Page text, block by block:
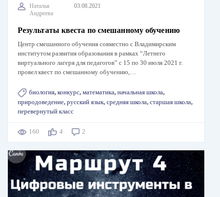
Наталья
Андреева
03.08.2021
Результаты квеста по смешанному обучению
Центр смешанного обучения совместно с Владимирским
институтом развития образования в рамках “Летнего
виртуального лагеря для педагогов” с 15 по 30 июля 2021 г.
провел квест по смешанному обучению,…
биология, конкурс, математика, начальная школа,
природоведение, русский язык, средняя школа, старшая школа,
перевернутый класс
160 4 2